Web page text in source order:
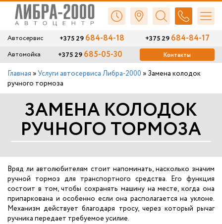
Автосервис +375 29684-84-18 +375 29684-84-17
Автомойка +375 29 685-05-30 Контакты
Главная »Услуги автосервиса Либра-2000 » Замена колодок
ручного тормоза
ЗАМЕНА КОЛОДОК
РУЧНОГО ТОРМОЗА
Вряд ли автолюбителям стоит напоминать, насколько значим
ручной тормоз для транспортного средства. Его функция
состоит в том, чтобы сохранять машину на месте, когда она
припаркована и особенно если она располагается на уклоне.
Механизм действует благодаря тросу, через который рычаг
ручника передает требуемое усилие.